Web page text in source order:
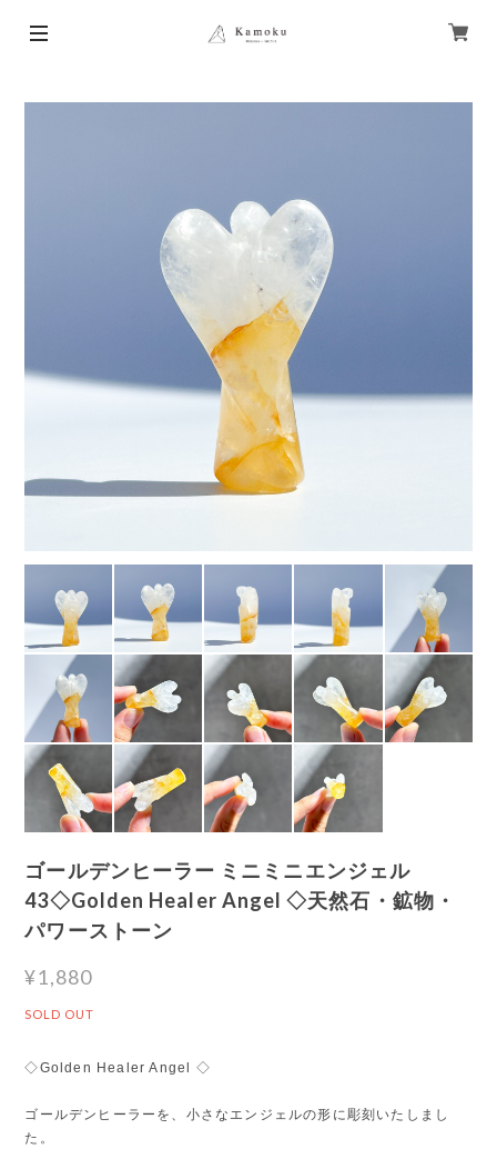
ゴールデンヒーラー ミニミニエンジェル
43◇Golden Healer Angel ◇天然石・鉱物・
パワーストーン
¥1,880
SOLD OUT
◇Golden Healer Angel ◇
ゴールデンヒーラーを、小さなエンジェルの形に彫刻いたしまし
た。